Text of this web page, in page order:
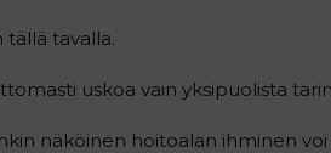
tavalla.
uskoa vain yksipuolista
näköinen hoitoalan ihminen voi